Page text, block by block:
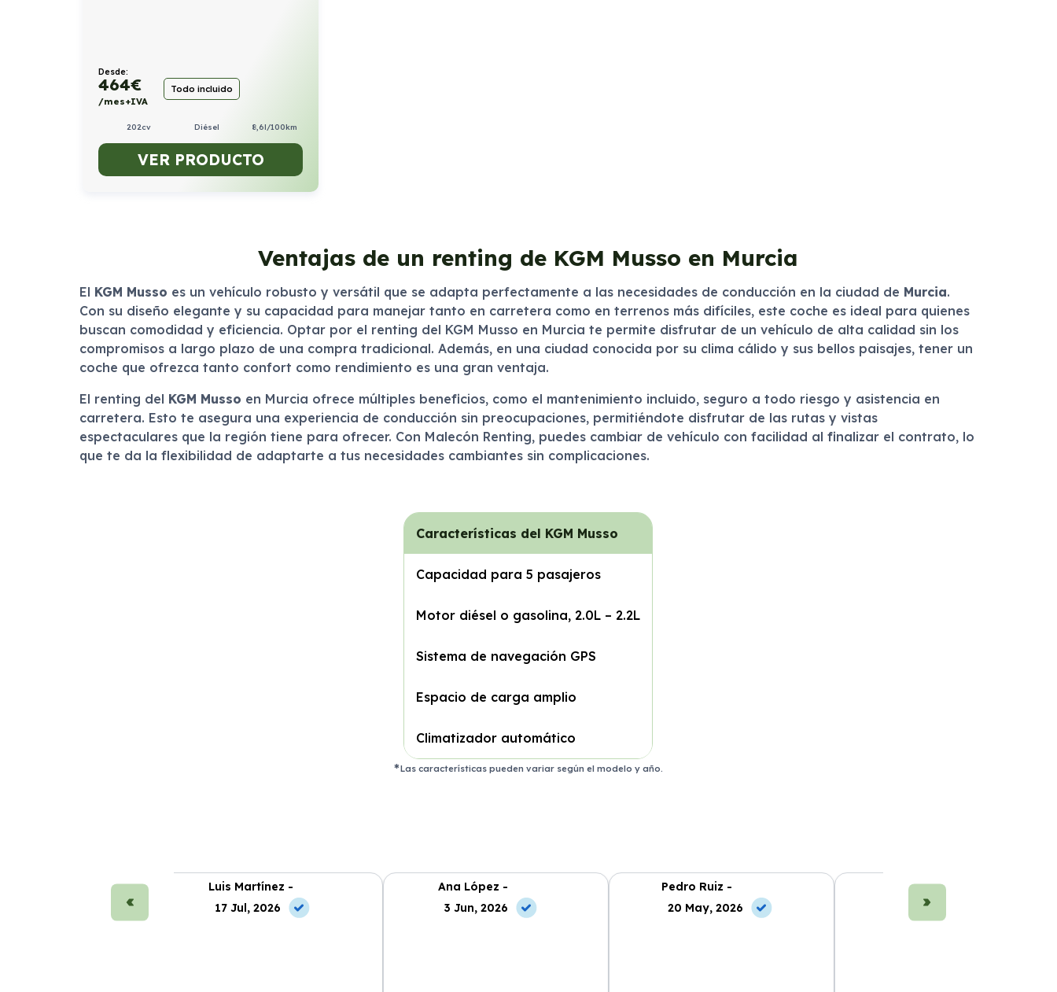
Desde:
464€
/mes+IVA
Todo incluido
202cv Diésel 8,6l/100km
VER PRODUCTO
Ventajas de un renting de KGM Musso en Murcia
El KGM Musso es un vehículo robusto y versátil que se adapta perfectamente a las necesidades de conducción en la ciudad de Murcia.
Con su diseño elegante y su capacidad para manejar tanto en carretera como en terrenos más difíciles, este coche es ideal para quienes
buscan comodidad y eficiencia. Optar por el renting del KGM Musso en Murcia te permite disfrutar de un vehículo de alta calidad sin los
compromisos a largo plazo de una compra tradicional. Además, en una ciudad conocida por su clima cálido y sus bellos paisajes, tener un
coche que ofrezca tanto confort como rendimiento es una gran ventaja.
El renting del KGM Musso en Murcia ofrece múltiples beneficios, como el mantenimiento incluido, seguro a todo riesgo y asistencia en
carretera. Esto te asegura una experiencia de conducción sin preocupaciones, permitiéndote disfrutar de las rutas y vistas
espectaculares que la región tiene para ofrecer. Con Malecón Renting, puedes cambiar de vehículo con facilidad al finalizar el contrato, lo
que te da la flexibilidad de adaptarte a tus necesidades cambiantes sin complicaciones.
Características del KGM Musso
Capacidad para 5 pasajeros
Motor diésel o gasolina, 2.0L – 2.2L
Sistema de navegación GPS
Espacio de carga amplio
Climatizador automático
Las características pueden variar según el modelo y año.
Luis Martínez -
17 Jul, 2026
Ana López -
3 Jun, 2026
Pedro Ruiz -
20 May, 2026
Marta Fernández -
10 Jun, 2026